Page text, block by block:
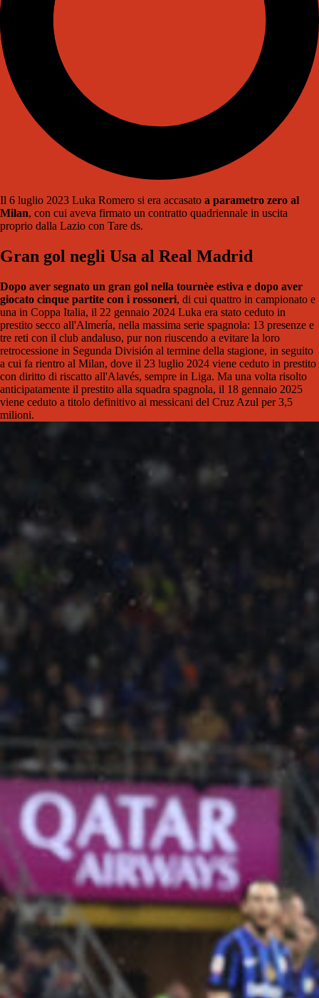
Il 6 luglio 2023 Luka Romero si era accasato a parametro zero al
Milan, con cui aveva firmato un contratto quadriennale in uscita
proprio dalla Lazio con Tare ds.
Gran gol negli Usa al Real Madrid
Dopo aver segnato un gran gol nella tournèe estiva e dopo aver
giocato cinque partite con i rossoneri, di cui quattro in campionato e
una in Coppa Italia, il 22 gennaio 2024 Luka era stato ceduto in
prestito secco all'Almería, nella massima serie spagnola: 13 presenze e
tre reti con il club andaluso, pur non riuscendo a evitare la loro
retrocessione in Segunda División al termine della stagione, in seguito
a cui fa rientro al Milan, dove il 23 luglio 2024 viene ceduto in prestito
con diritto di riscatto all'Alavés, sempre in Liga. Ma una volta risolto
anticipatamente il prestito alla squadra spagnola, il 18 gennaio 2025
viene ceduto a titolo definitivo ai messicani del Cruz Azul per 3,5
milioni.